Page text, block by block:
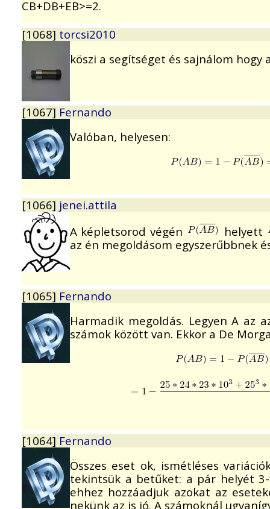
CB+DB+EB>=2.
[1068] torcsi2010
köszi a segítséget és sajnálom hogy
[1067] Fernando
Valóban, helyesen:
[1066] jenei.attila
A képletsorod végén
helyett
az én megoldásom egyszerűbbnek
[1065] Fernando
Harmadik megoldás. Legyen A az
számok között van. Ekkor a De
[1064] Fernando
Összes eset ok, ismétléses
tekintsük a betűket: a pár helyét
ehhez hozzáadjuk azokat az
nekünk az is jó. A számoknál